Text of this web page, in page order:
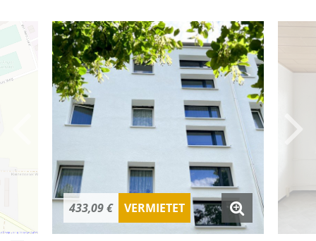
433,09 € VERMIETET